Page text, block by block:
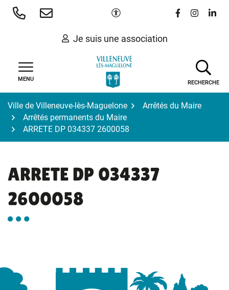
Aller
Paramètres d'accessibilité
Lien vers le
Lien vers
Lien
Je suis une association
MENU
RECHERCHE
Ville de Villeneuve-lès-Maguelone
Arrêtés du Maire
Arrêtés permanents du Maire
ARRETE DP 034337 2600058
ARRETE DP 034337
2600058